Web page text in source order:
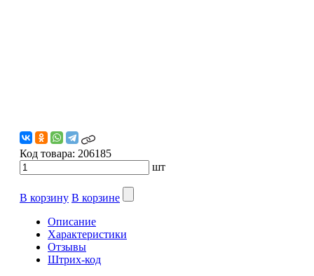
Код товара: 206185
шт
В корзину В корзине
Описание
Характеристики
Отзывы
Штрих-код